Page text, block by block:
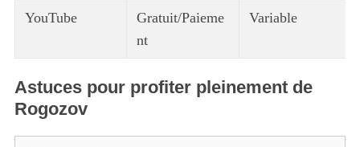
YouTube
Gratuit/Paieme
nt
Variable
Astuces pour profiter pleinement de
Rogozov